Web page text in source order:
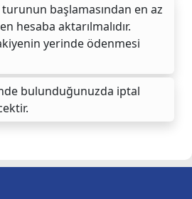
başlamasından en az
hesaba aktarılmalıdır.
yerinde ödenmesi
bulunduğunuzda iptal